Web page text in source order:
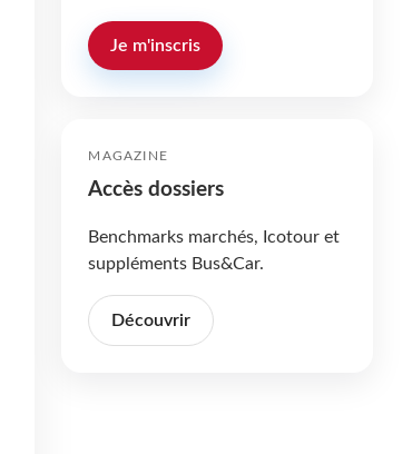
Je m'inscris
MAGAZINE
Accès dossiers
Benchmarks marchés, Icotour et
suppléments Bus&Car.
Découvrir